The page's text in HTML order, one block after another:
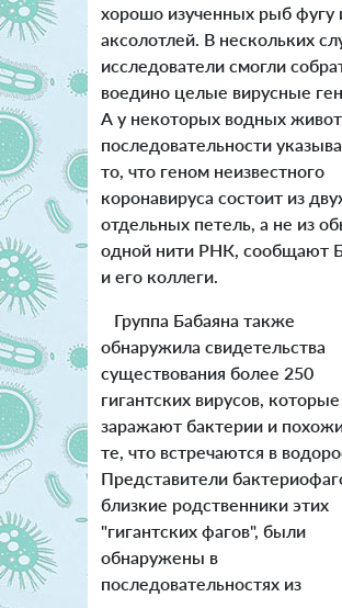
хорошо изученных рыб фугу
аксолотлей. В нескольких
исследователи смогли
воедино целые вирусные
А у некоторых водных
последовательности
то, что геном неизвестного
коронавируса состоит из
отдельных петель, а не из
одной нити РНК, сообщают
и его коллеги.
Группа Бабаяна также
обнаружила свидетельства
существования более 250
гигантских вирусов, которые
заражают бактерии и
те, что встречаются в
Представители
близкие родственники этих
"гигантских фагов", были
обнаружены в
последовательностях из